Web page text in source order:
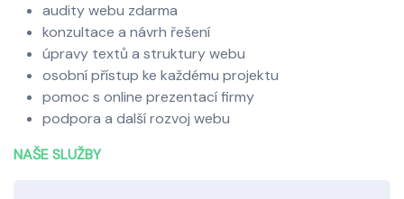
audity webu zdarma
konzultace a návrh řešení
úpravy textů a struktury webu
osobní přístup ke každému projektu
pomoc s online prezentací firmy
podpora a další rozvoj webu
NAŠE SLUŽBY